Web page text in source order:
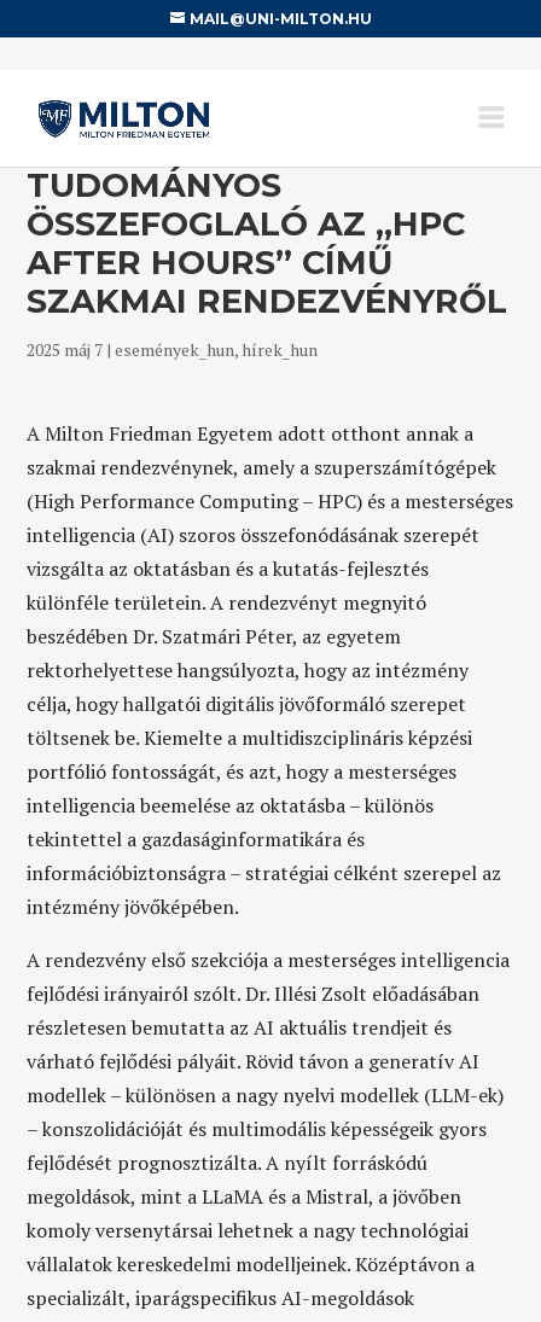
MAIL@UNI-MILTON.HU
TUDOMÁNYOS
ÖSSZEFOGLALÓ AZ „HPC
AFTER HOURS” CÍMŰ
SZAKMAI RENDEZVÉNYRŐL
2025 máj 7 |események_hun, hírek_hun
A Milton Friedman Egyetem adott otthont annak a
szakmai rendezvénynek, amely a szuperszámítógépek
(High Performance Computing – HPC) és a mesterséges
intelligencia (AI) szoros összefonódásának szerepét
vizsgálta az oktatásban és a kutatás-fejlesztés
különféle területein. A rendezvényt megnyitó
beszédében Dr. Szatmári Péter, az egyetem
rektorhelyettese hangsúlyozta, hogy az intézmény
célja, hogy hallgatói digitális jövőformáló szerepet
töltsenek be. Kiemelte a multidiszciplináris képzési
portfólió fontosságát, és azt, hogy a mesterséges
intelligencia beemelése az oktatásba – különös
tekintettel a gazdaságinformatikára és
információbiztonságra – stratégiai célként szerepel az
intézmény jövőképében.
A rendezvény első szekciója a mesterséges intelligencia
fejlődési irányairól szólt. Dr. Illési Zsolt előadásában
részletesen bemutatta az AI aktuális trendjeit és
várható fejlődési pályáit. Rövid távon a generatív AI
modellek – különösen a nagy nyelvi modellek (LLM-ek)
– konszolidációját és multimodális képességeik gyors
fejlődését prognosztizálta. A nyílt forráskódú
megoldások, mint a LLaMA és a Mistral, a jövőben
komoly versenytársai lehetnek a nagy technológiai
vállalatok kereskedelmi modelljeinek. Középtávon a
specializált, iparágspecifikus AI-megoldások